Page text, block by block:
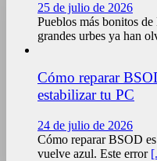
25 de julio de 2026
Pueblos más bonitos de
grandes urbes ya han
Cómo reparar
estabilizar tu PC
24 de julio de 2026
Cómo reparar BSOD
vuelve azul. Este error